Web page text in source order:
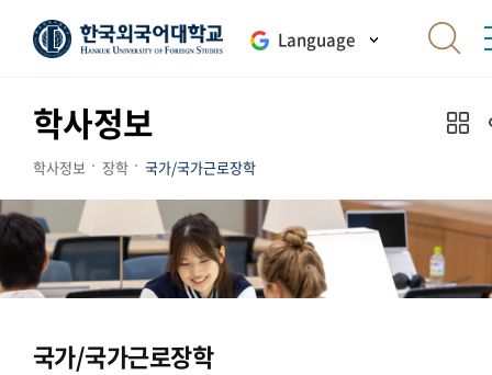
Language
학사정보
학사정보 장학 국가/국가근로장학
국가/국가근로장학